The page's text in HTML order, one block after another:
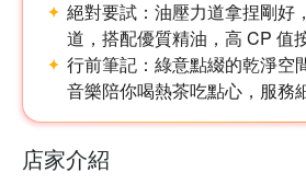
絕對要試： 油壓力道拿捏剛好
道，搭配優質精油，高 CP 值
行前筆記： 綠意點綴的乾淨空
音樂陪你喝熱茶吃點心，服務
店家介紹